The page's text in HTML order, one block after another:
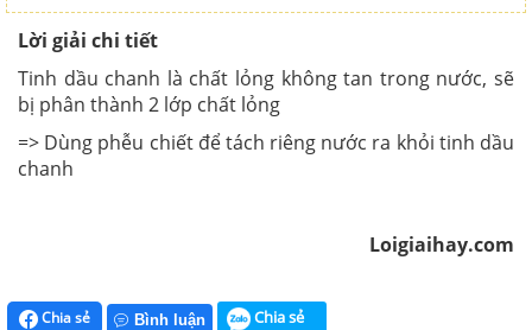
Lời giải chi tiết
Tinh dầu chanh là chất lỏng không tan trong nước, sẽ
bị phân thành 2 lớp chất lỏng
=> Dùng phễu chiết để tách riêng nước ra khỏi tinh dầu
chanh
Loigiaihay.com
Chia sẻ Bình luận Chia sẻ